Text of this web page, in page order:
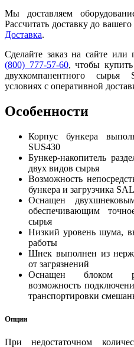
Мы доставляем
Рассчитать доставку до
Доставка.
Сделайте заказ на сайте
(800) 777-57-60, чтобы
двухкомпанентного
условиях с оперативной
Особенности
Корпус бункера
SUS430
Бункер-накопитель
двух видов сырья
Возможность
бункера и загрузчика
Оснащен
обеспечивающим
сырья
Низкий уровень шума,
работы
Шнек выполнен из
от загрязнений
Оснащен блоком
возможность
транспортировки
Опции
При недостаточном